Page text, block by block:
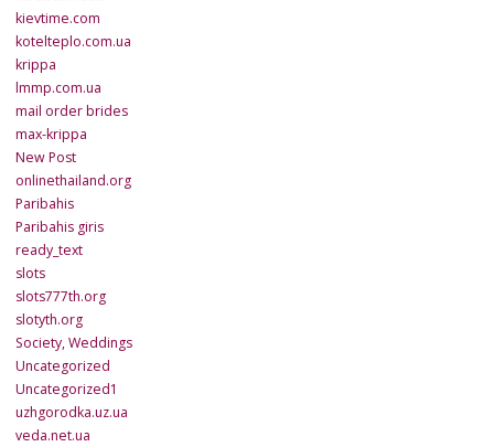
kievtime.com
kotelteplo.com.ua
krippa
lmmp.com.ua
mail order brides
max-krippa
New Post
onlinethailand.org
Paribahis
Paribahis giris
ready_text
slots
slots777th.org
slotyth.org
Society, Weddings
Uncategorized
Uncategorized1
uzhgorodka.uz.ua
veda.net.ua